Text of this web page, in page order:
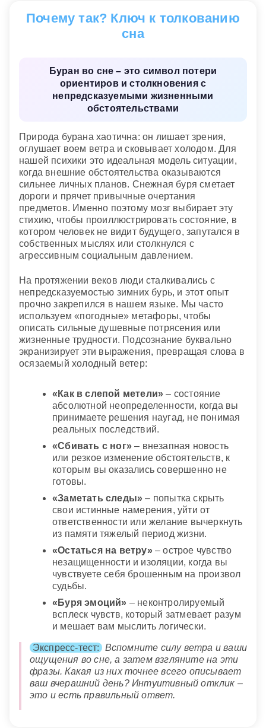
бизнесе.
Современный сонник
Почему так? Ключ к толкованию
сна
Буран во сне – это символ потери
ориентиров и столкновения с
непредсказуемыми жизненными
обстоятельствами
Природа бурана хаотична: он лишает зрения,
оглушает воем ветра и сковывает холодом. Для
нашей психики это идеальная модель ситуации,
когда внешние обстоятельства оказываются
сильнее личных планов. Снежная буря сметает
дороги и прячет привычные очертания
предметов. Именно поэтому мозг выбирает эту
стихию, чтобы проиллюстрировать состояние, в
котором человек не видит будущего, запутался в
собственных мыслях или столкнулся с
агрессивным социальным давлением.
На протяжении веков люди сталкивались с
непредсказуемостью зимних бурь, и этот опыт
прочно закрепился в нашем языке. Мы часто
используем «погодные» метафоры, чтобы
описать сильные душевные потрясения или
жизненные трудности. Подсознание буквально
экранизирует эти выражения, превращая слова в
осязаемый холодный ветер:
«Как в слепой метели» – состояние
абсолютной неопределенности, когда вы
принимаете решения наугад, не понимая
реальных последствий.
«Сбивать с ног» – внезапная новость
или резкое изменение обстоятельств, к
которым вы оказались совершенно не
готовы.
«Заметать следы» – попытка скрыть
свои истинные намерения, уйти от
ответственности или желание вычеркнуть
из памяти тяжелый период жизни.
«Остаться на ветру»– острое чувство
незащищенности и изоляции, когда вы
чувствуете себя брошенным на произвол
судьбы.
«Буря эмоций» – неконтролируемый
всплеск чувств, который затмевает разум
и мешает вам мыслить логически.
Экспресс-тест:
Вспомните силу ветра и ваши
ощущения во сне, а затем взгляните на эти
фразы. Какая из них точнее всего описывает
ваш вчерашний день? Интуитивный отклик –
это и есть правильный ответ.